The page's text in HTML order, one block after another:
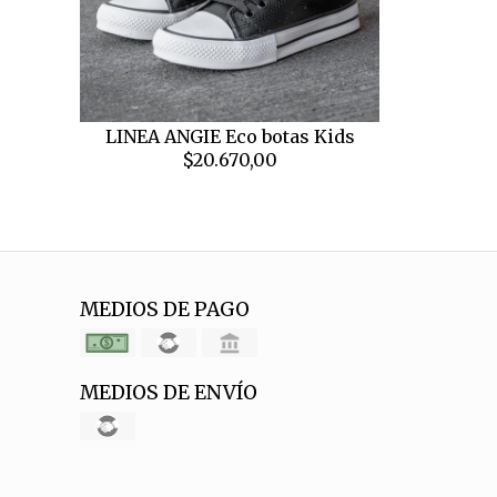
LINEA ANGIE Eco botas Kids
$20.670,00
MEDIOS DE PAGO
MEDIOS DE ENVÍO